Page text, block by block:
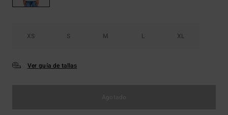
XS S M L XL
Ver guía de tallas